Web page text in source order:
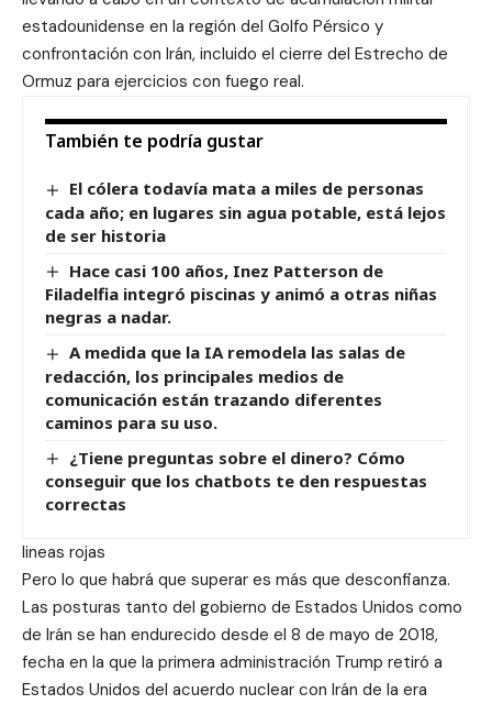
estadounidense en la región del Golfo Pérsico y
confrontación con Irán, incluido el cierre del Estrecho de
Ormuz para ejercicios con fuego real.
También te podría gustar
El cólera todavía mata a miles de personas
cada año; en lugares sin agua potable, está lejos
de ser historia
Hace casi 100 años, Inez Patterson de
Filadelfia integró piscinas y animó a otras niñas
negras a nadar.
A medida que la IA remodela las salas de
redacción, los principales medios de
comunicación están trazando diferentes
caminos para su uso.
¿Tiene preguntas sobre el dinero? Cómo
conseguir que los chatbots te den respuestas
correctas
lineas rojas
Pero lo que habrá que superar es más que desconfianza.
Las posturas tanto del gobierno de Estados Unidos como
de Irán se han endurecido desde el 8 de mayo de 2018,
fecha en la que la primera administración Trump retiró a
Estados Unidos del acuerdo nuclear con Irán de la era